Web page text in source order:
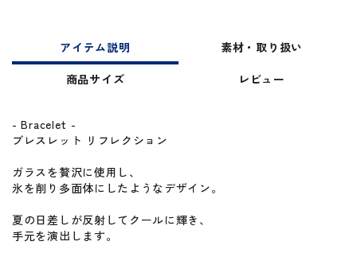
アイテム説明
素材・取り扱い
商品サイズ
レビュー
- Bracelet -
ブレスレット リフレクション
ガラスを贅沢に使用し、
氷を削り多面体にしたようなデザイン。
夏の日差しが反射してクールに輝き、
手元を演出します。